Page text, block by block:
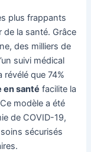
plus frappants
de la santé. Grâce
des milliers de
suivi médical
que 74%
en santé facilite la
modèle a été
de COVID-19,
sécurisés